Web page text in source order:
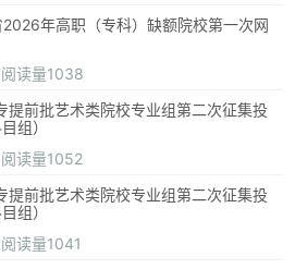
年高职（专科）缺额院校第一次网
阅读量1038
前批艺术类院校专业组第二次征集投
组）
阅读量1052
前批艺术类院校专业组第二次征集投
组）
阅读量1041